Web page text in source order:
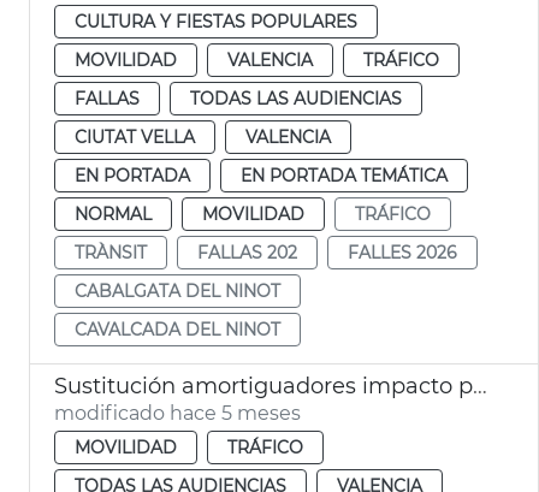
CULTURA Y FIESTAS POPULARES
MOVILIDAD
VALENCIA
TRÁFICO
FALLAS
TODAS LAS AUDIENCIAS
CIUTAT VELLA
VALENCIA
EN PORTADA
EN PORTADA TEMÁTICA
NORMAL
MOVILIDAD
TRÁFICO
TRÀNSIT
FALLAS 202
FALLES 2026
CABALGATA DEL NINOT
CAVALCADA DEL NINOT
Sustitución amortiguadores impacto pasos inferiores València
modificado hace 5 meses
MOVILIDAD
TRÁFICO
TODAS LAS AUDIENCIAS
VALENCIA